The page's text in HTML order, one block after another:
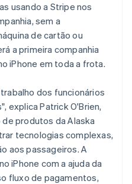
a infraestrutura
usando a Stripe nos
sem a
de cartão ou
a primeira companhia
iPhone em toda a frota.
dos funcionários
explica Patrick O'Brien,
produtos da Alaska
tecnologias complexas,
aos passageiros. A
iPhone com a ajuda da
fluxo de pagamentos,